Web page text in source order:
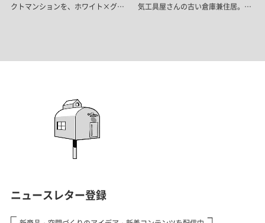
クトマンションを、ホワイト×グレ
気工具屋さんの古い倉庫兼住居。理